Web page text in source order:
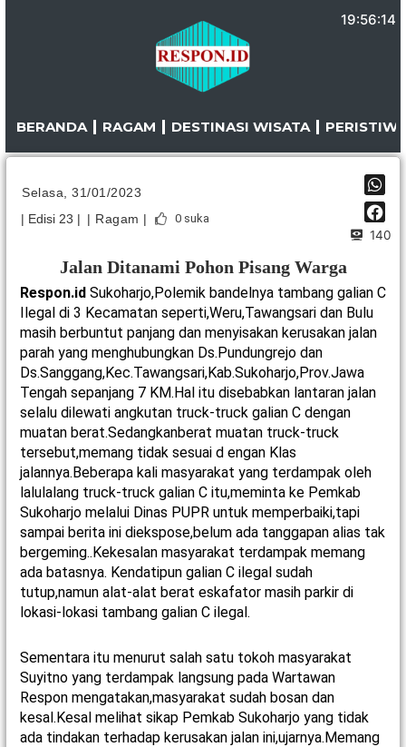
19:56:14
BERANDA RAGAM DESTINASI WISATA PERISTIWA
Selasa, 31/01/2023
| Edisi 23 | | Ragam | 0suka
140
Jalan Ditanami Pohon Pisang Warga
Respon.id Sukoharjo,Polemik bandelnya tambang galian C
Ilegal di 3 Kecamatan seperti,Weru,Tawangsari dan Bulu
masih berbuntut panjang dan menyisakan kerusakan jalan
parah yang menghubungkan Ds.Pundungrejo dan
Ds.Sanggang,Kec.Tawangsari,Kab.Sukoharjo,Prov.Jawa
Tengah sepanjang 7 KM.Hal itu disebabkan lantaran jalan
selalu dilewati angkutan truck-truck galian C dengan
muatan berat.Sedangkanberat muatan truck-truck
tersebut,memang tidak sesuai d engan Klas
jalannya.Beberapa kali masyarakat yang terdampak oleh
lalulalang truck-truck galian C itu,meminta ke Pemkab
Sukoharjo melalui Dinas PUPR untuk memperbaiki,tapi
sampai berita ini diekspose,belum ada tanggapan alias tak
bergeming..Kekesalan masyarakat terdampak memang
ada batasnya. Kendatipun galian C ilegal sudah
tutup,namun alat-alat berat eskafator masih parkir di
lokasi-lokasi tambang galian C ilegal.
Sementara itu menurut salah satu tokoh masyarakat
Suyitno yang terdampak langsung pada Wartawan
Respon mengatakan,masyarakat sudah bosan dan
kesal.Kesal melihat sikap Pemkab Sukoharjo yang tidak
ada tindakan terhadap kerusakan jalan ini,ujarnya.Memang